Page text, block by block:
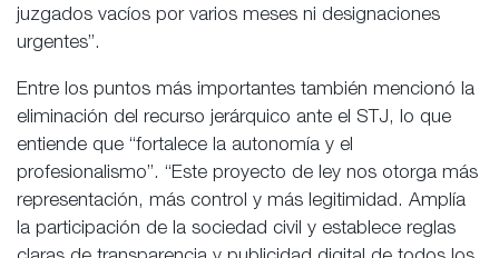
juzgados vacíos por varios meses ni designaciones
urgentes”.
Entre los puntos más importantes también mencionó la
eliminación del recurso jerárquico ante el STJ, lo que
entiende que “fortalece la autonomía y el
profesionalismo”. “Este proyecto de ley nos otorga más
representación, más control y más legitimidad. Amplía
la participación de la sociedad civil y establece reglas